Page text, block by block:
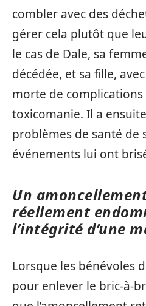
combler avec des
gérer cela plutôt que
le cas de Dale, sa
décédée, et sa fille,
morte de complications
toxicomanie. Il a
problèmes de santé de
événements lui ont
Un
réellement
l’intégrité d’une
Lorsque les bénévoles
pour enlever le bric-à-